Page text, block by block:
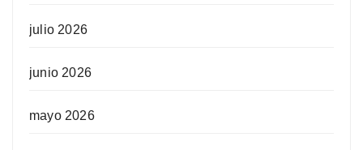
julio 2026
junio 2026
mayo 2026